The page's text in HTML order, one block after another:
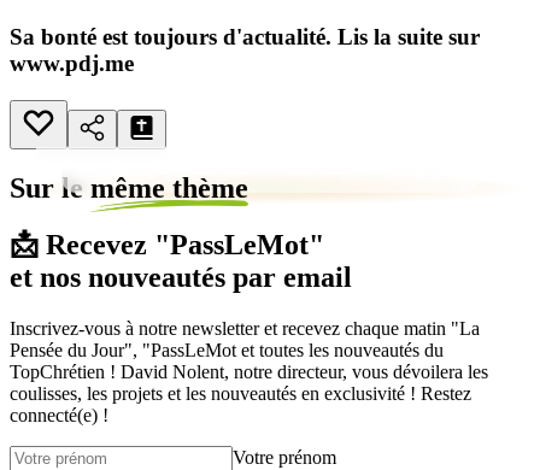
Sa bonté est toujours d'actualité. Lis la suite sur
www.pdj.me
Sur le même thème
📩 Recevez "PassLeMot"
et nos nouveautés par email
Inscrivez-vous à notre newsletter et recevez chaque matin "La
Pensée du Jour", "PassLeMot et toutes les nouveautés du
TopChrétien ! David Nolent, notre directeur, vous dévoilera les
coulisses, les projets et les nouveautés en exclusivité ! Restez
connecté(e) !
Votre prénom